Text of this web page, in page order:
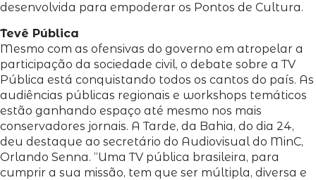
desenvolvida para empoderar os Pontos de Cultura.
Tevê Pública
Mesmo com as ofensivas do governo em atropelar a
participação da sociedade civil, o debate sobre a TV
Pública está conquistando todos os cantos do país. As
audiências públicas regionais e workshops temáticos
estão ganhando espaço até mesmo nos mais
conservadores jornais. A Tarde, da Bahia, do dia 24,
deu destaque ao secretário do Audiovisual do MinC,
Orlando Senna. “Uma TV pública brasileira, para
cumprir a sua missão, tem que ser múltipla, diversa e